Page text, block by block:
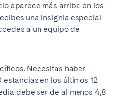
aparece más arriba en los
una insignia especial
a un equipo de
Necesitas haber
estancias en los últimos 12
debe ser de al menos 4,8